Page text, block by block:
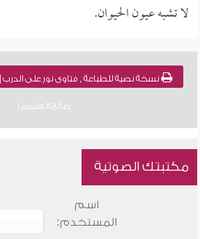
لا تشبه عيون الحيوان.
صالح العثيمين
مكتبتك الصوتية
اسم
المستخدم: